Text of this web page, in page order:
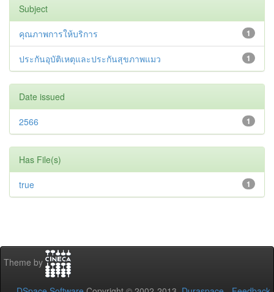
Subject
1
คุณภาพการให้บริการ
1
ประกันอุบัติเหตุและประกันสุขภาพแมว
Date issued
1
2566
Has File(s)
1
true
Theme by